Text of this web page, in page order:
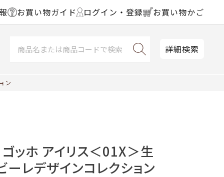
お買い物ガイド ログイン・登録 お買い物かご
詳細検索
ン
ゴッホ アイリス＜01X＞生
ーレデザインコレクション